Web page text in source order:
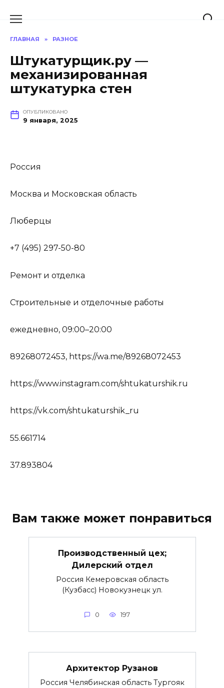
ГЛАВНАЯ » РАЗНОЕ
Штукатурщик.ру —
механизированная
штукатурка стен
ОПУБЛИКОВАНО
9 января, 2025
Россия
Москва и Московская область
Люберцы
+7 (495) 297-50-80
Ремонт и отделка
Строительные и отделочные работы
ежедневно, 09:00–20:00
89268072453, https://wa.me/89268072453
https://www.instagram.com/shtukaturshik.ru
https://vk.com/shtukaturshik_ru
55.661714
37.893804
Вам также может понравиться
Производственный цех;
Дилерский отдел
Россия Кемеровская область
(Кузбасс) Новокузнецк ул.
0 197
Архитектор Рузанов
Россия Челябинская область Тургояк